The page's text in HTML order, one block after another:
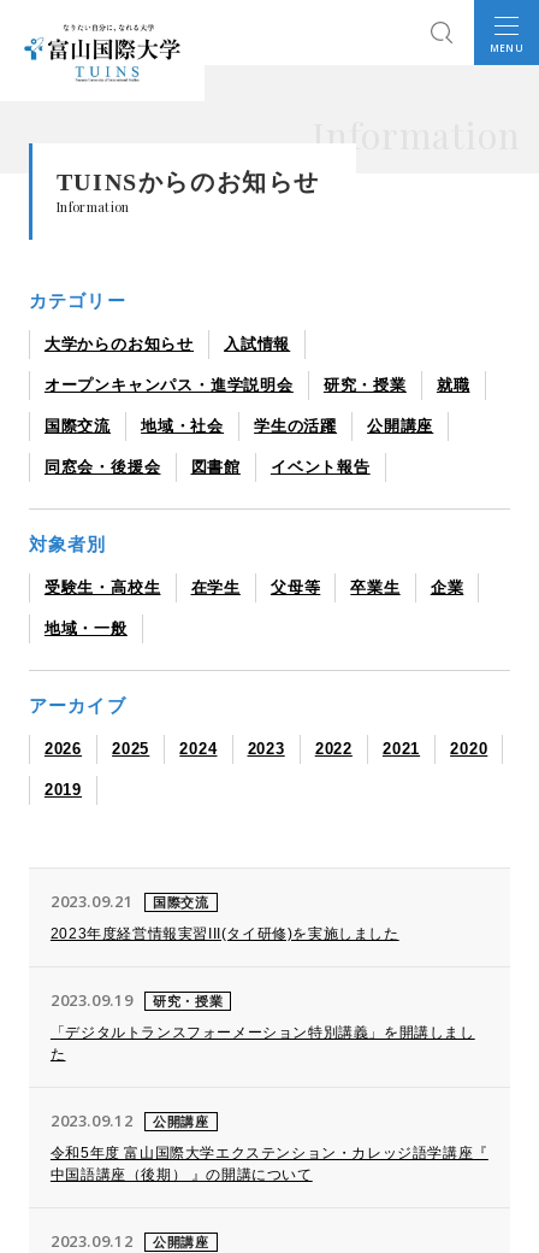
MENU
Information
TUINSからのお知らせ
Information
カテゴリー
大学からのお知らせ 入試情報
オープンキャンパス・進学説明会 研究・授業 就職
国際交流 地域・社会 学生の活躍 公開講座
同窓会・後援会 図書館 イベント報告
対象者別
受験生・高校生 在学生 父母等 卒業生 企業
地域・一般
アーカイブ
2026 2025 2024 2023 2022 2021 2020
2019
2023.09.21 国際交流
2023年度経営情報実習III(タイ研修)を実施しました
2023.09.19 研究・授業
「デジタルトランスフォーメーション特別講義」を開講しまし
た
2023.09.12 公開講座
令和5年度 富山国際大学エクステンション・カレッジ語学講座『
中国語講座（後期） 』の開講について
2023.09.12 公開講座